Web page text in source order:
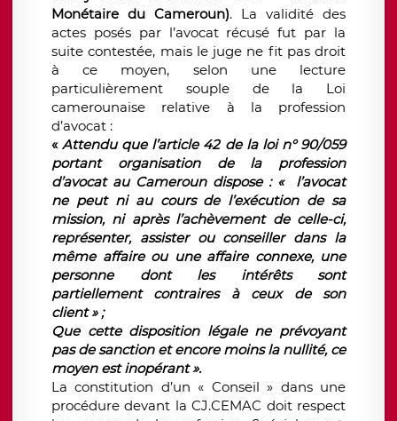
Monétaire du Cameroun). La validité des
actes posés par l’avocat récusé fut par la
suite contestée, mais le juge ne fit pas droit
à ce moyen, selon une lecture
particulièrement souple de la Loi
camerounaise relative à la profession
d’avocat :
«Attendu que l’article 42 de la loi n° 90/059
portant organisation de la profession
d’avocat au Cameroun dispose : « l’avocat
ne peut ni au cours de l’exécution de sa
mission, ni après l’achèvement de celle-ci,
représenter, assister ou conseiller dans la
même affaire ou une affaire connexe, une
personne dont les intérêts sont
partiellement contraires à ceux de son
client » ;
Que cette disposition légale ne prévoyant
pas de sanction et encore moins la nullité, ce
moyen est inopérant ».
La constitution d’un « Conseil » dans une
procédure devant la CJ.CEMAC doit respect